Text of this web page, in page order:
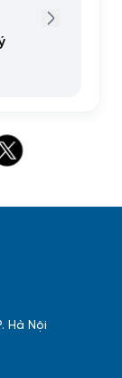
Hà Nội